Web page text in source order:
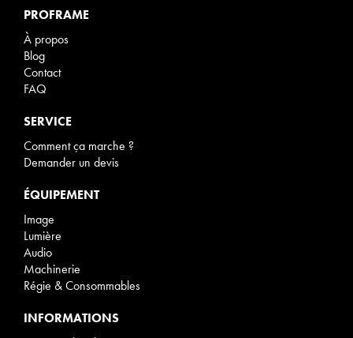
PROFRAME
À propos
Blog
Contact
FAQ
SERVICE
Comment ça marche ?
Demander un devis
ÉQUIPEMENT
Image
Lumière
Audio
Machinerie
Régie & Consommables
INFORMATIONS